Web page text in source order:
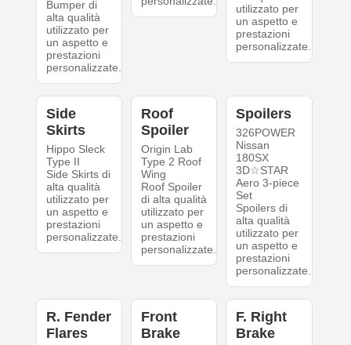
Bumper di
alta qualità
utilizzato per
un aspetto e
prestazioni
personalizzate.
utilizzato per
un aspetto e
prestazioni
personalizzate.
Side
Skirts
Hippo Sleck
Type II
Side Skirts di
alta qualità
utilizzato per
un aspetto e
prestazioni
personalizzate.
Roof
Spoiler
Origin Lab
Type 2 Roof
Wing
Roof Spoiler
di alta qualità
utilizzato per
un aspetto e
prestazioni
personalizzate.
Spoilers
326POWER
Nissan
180SX
3D☆STAR
Aero 3-piece
Set
Spoilers di
alta qualità
utilizzato per
un aspetto e
prestazioni
personalizzate.
R. Fender
Flares
Front
Brake
F. Right
Brake